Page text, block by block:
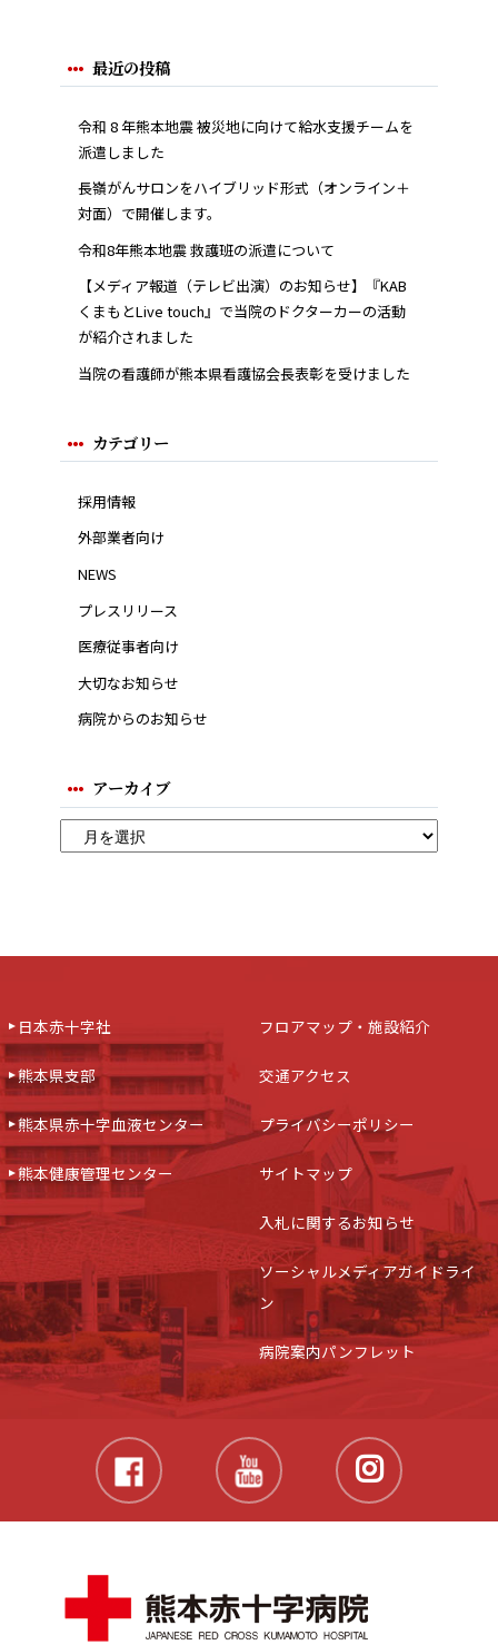
最近の投稿
令和 8 年熊本地震 被災地に向けて給水支援チームを
派遣しました
長嶺がんサロンをハイブリッド形式（オンライン＋
対面）で開催します。
令和8年熊本地震 救護班の派遣について
【メディア報道（テレビ出演）のお知らせ】『KAB
くまもとLive touch』で当院のドクターカーの活動
が紹介されました
当院の看護師が熊本県看護協会長表彰を受けました
カテゴリー
採用情報
外部業者向け
NEWS
プレスリリース
医療従事者向け
大切なお知らせ
病院からのお知らせ
アーカイブ
日本赤十字社
熊本県支部
熊本県赤十字血液センター
熊本健康管理センター
フロアマップ・施設紹介
交通アクセス
プライバシーポリシー
サイトマップ
入札に関するお知らせ
ソーシャルメディアガイドライ
ン
病院案内パンフレット